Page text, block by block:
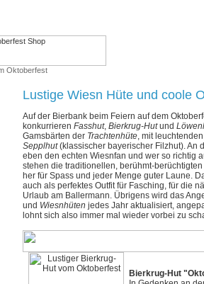
Oktoberfest
Lustige Wiesn Hüte und coole
Auf der Bierbank beim Feiern auf dem
konkurrieren Fasshut, Bierkrug-Hutund
Gamsbärten der Trachtenhüte, mit
Sepplhut(klassischer bayerischer Filzhut). An
eben den echten Wiesnfan und wer so richtig
stehen die traditionellen, berühmt-berüchtigten
her für Spass und jeder Menge guter Laune.
auch als perfektes Outfit für Fasching, für die
Urlaub am Ballermann. Übrigens wird das
und Wiesnhüten jedes Jahr aktualisiert,
lohnt sich also immer mal wieder vorbei zu
Bierkrug-Hut